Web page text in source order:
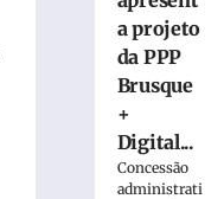
Sábado
a projeto
da PPP
Brusque
+
Digital...
Concessão
administrati